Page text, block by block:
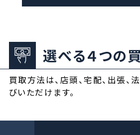
選べる４つの
買取方法は、店頭、宅配、出張、
びいただけます。